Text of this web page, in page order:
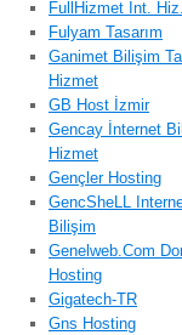
FullHizmet Int. Hiz.
Fulyam Tasarım
Ganimet Bilişim
Hizmet
GB Host İzmir
Gencay İnternet
Hizmet
Gençler Hosting
GencSheLL
Bilişim
Genelweb.Com
Hosting
Gigatech-TR
Gns Hosting